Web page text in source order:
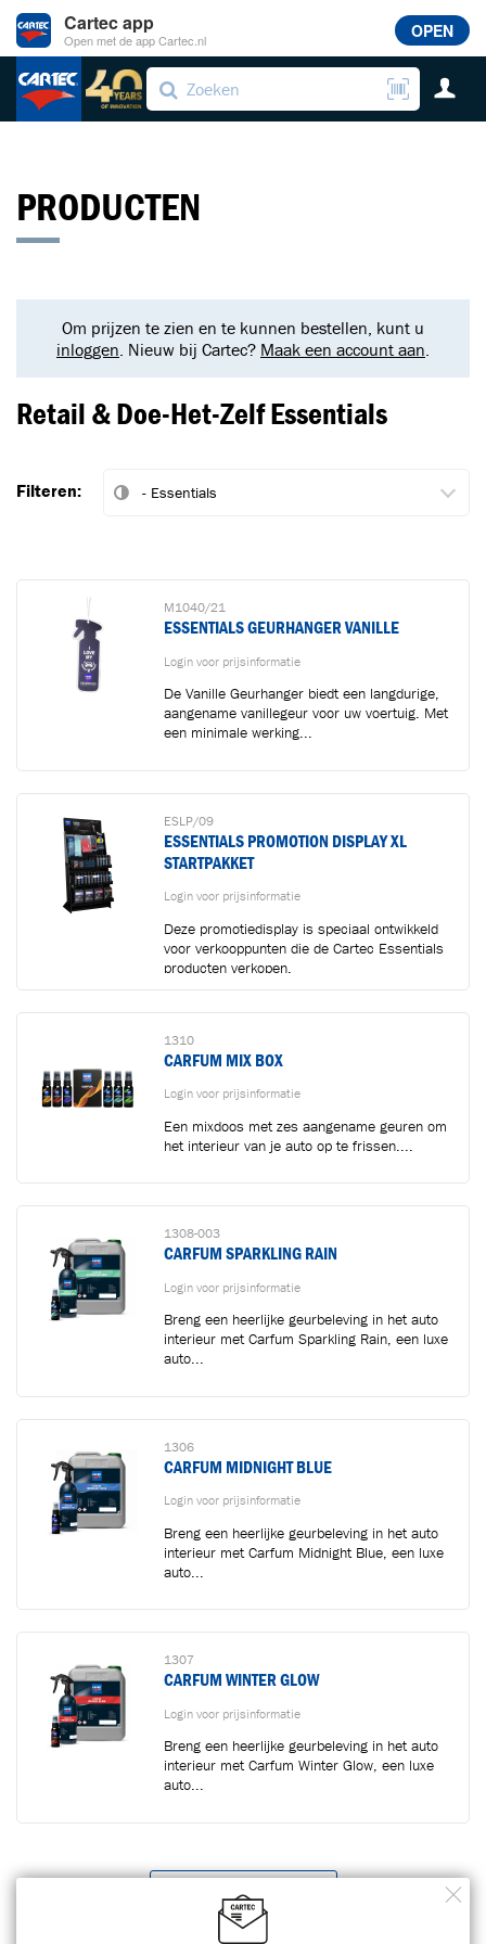
PRODUCTEN
Om prijzen te zien en te kunnen bestellen, kunt u
inloggen. Nieuw bij Cartec? Maak een account aan.
Retail & Doe-Het-Zelf Essentials
Filteren:
M1040/21
ESSENTIALS GEURHANGER VANILLE
Login voor prijsinformatie
De Vanille Geurhanger biedt een langdurige,
aangename vanillegeur voor uw voertuig. Met
een minimale werking...
ESLP/09
ESSENTIALS PROMOTION DISPLAY XL
STARTPAKKET
Login voor prijsinformatie
Deze promotiedisplay is speciaal ontwikkeld
voor verkooppunten die de Cartec Essentials
producten verkopen.
1310
CARFUM MIX BOX
Login voor prijsinformatie
Een mixdoos met zes aangename geuren om
het interieur van je auto op te frissen....
1308-003
CARFUM SPARKLING RAIN
Login voor prijsinformatie
Breng een heerlijke geurbeleving in het auto
interieur met Carfum Sparkling Rain, een luxe
auto...
1306
CARFUM MIDNIGHT BLUE
Login voor prijsinformatie
Breng een heerlijke geurbeleving in het auto
interieur met Carfum Midnight Blue, een luxe
auto...
1307
CARFUM WINTER GLOW
Login voor prijsinformatie
Breng een heerlijke geurbeleving in het auto
interieur met Carfum Winter Glow, een luxe
auto...
LAAD MEER PRODUCTEN
Toegevoegd aan winkelwagen
VERDER WINKELEN Ga naar winkelwagen
Cartec app
Open met de app Cartec.nl OPEN